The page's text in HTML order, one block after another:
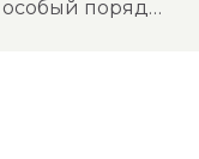
ооо и ао: особый порядок сделок с долями (акциями)